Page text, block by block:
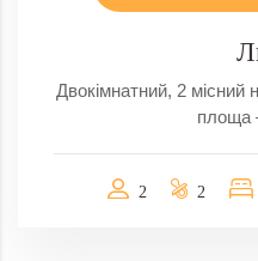
Двокімнатний, 2 місний
площа
2 2